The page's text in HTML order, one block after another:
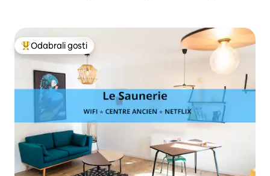
Među najviše rangiranima s oznakom „Odabrali gosti”
Odabrali gosti